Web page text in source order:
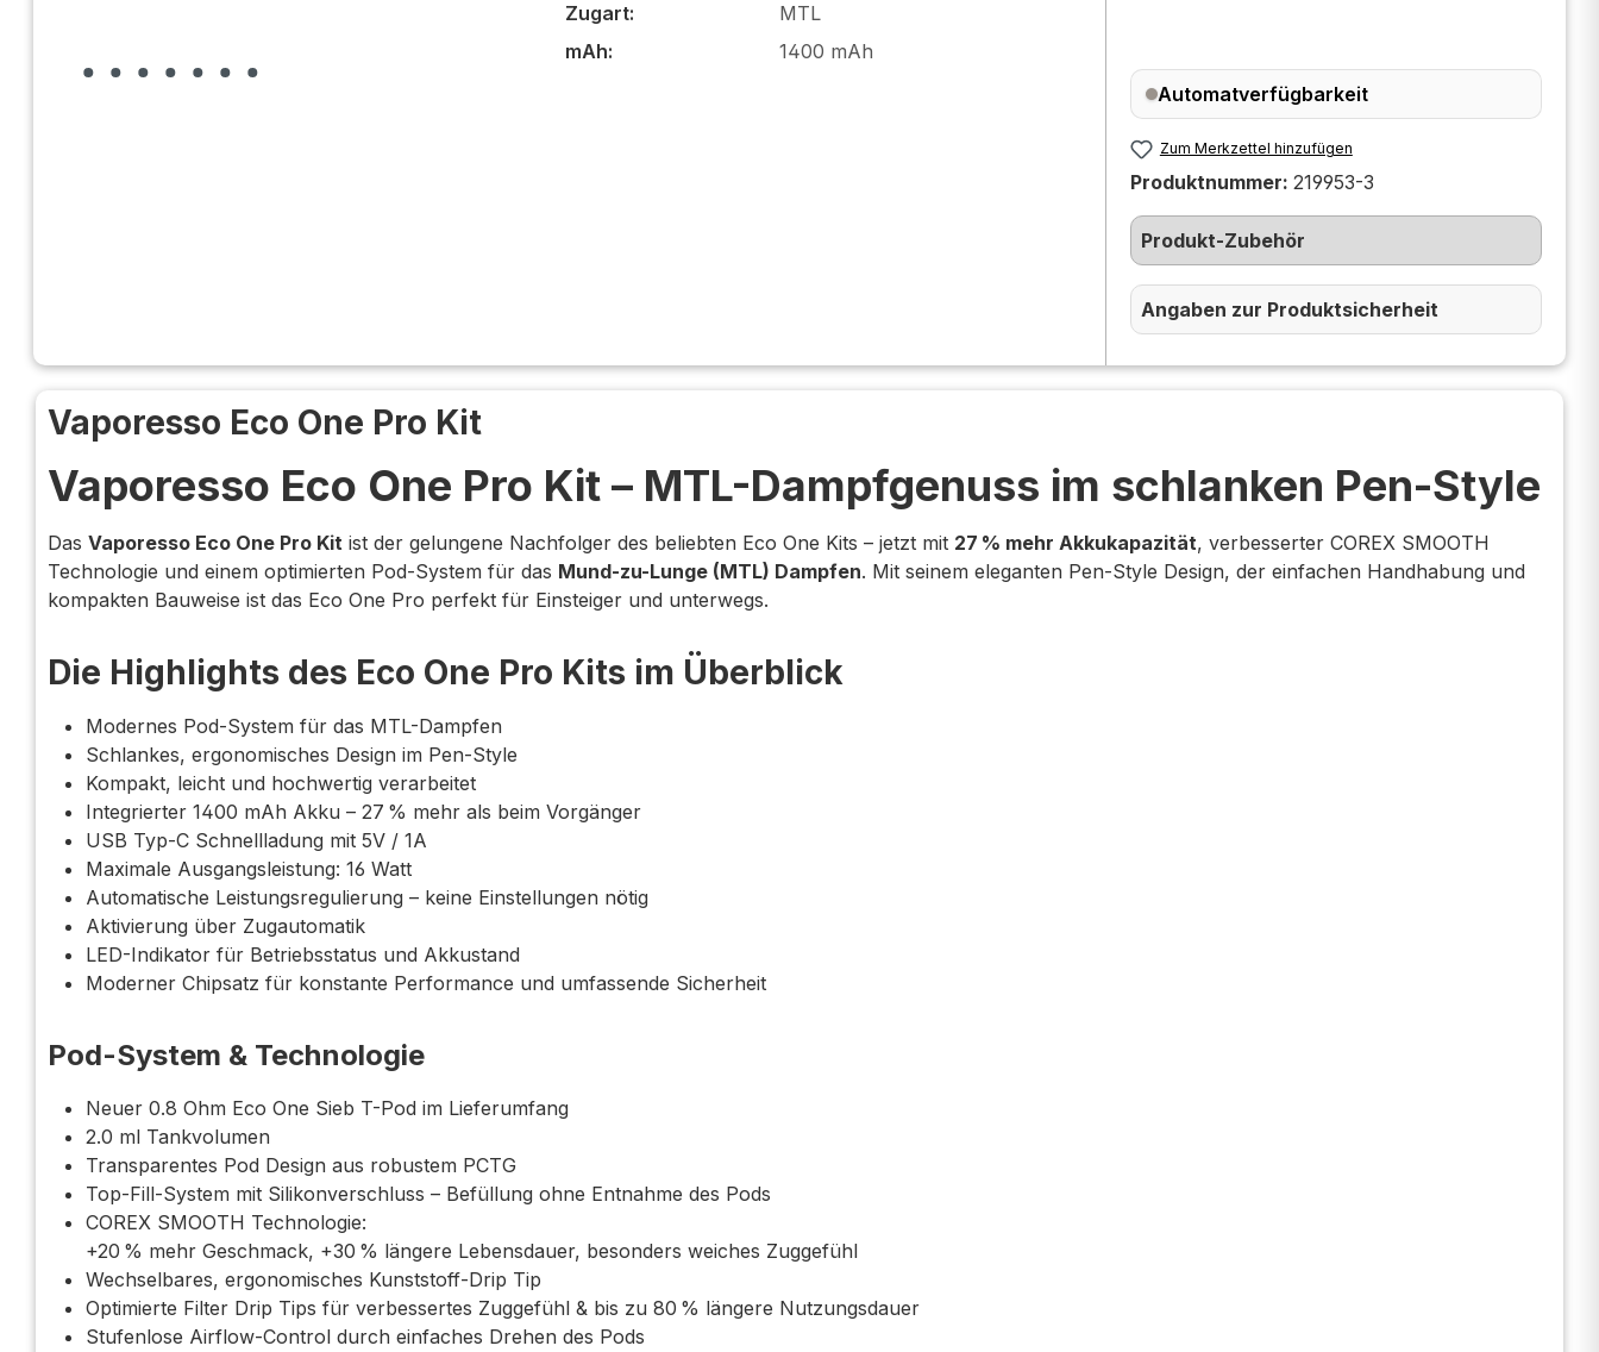
Zugart:
MTL
mAh:
1400 mAh
Automatverfügbarkeit
Zum Merkzettel hinzufügen
Produktnummer: 219953-3
Produkt-Zubehör
Angaben zur Produktsicherheit
Vaporesso Eco One Pro Kit
Vaporesso Eco One Pro Kit – MTL-Dampfgenuss im schlanken Pen-Style
Das Vaporesso Eco One Pro Kit ist der gelungene Nachfolger des beliebten Eco One Kits – jetzt mit 27 % mehr Akkukapazität, verbesserter COREX SMOOTH
Technologie und einem optimierten Pod-System für das Mund-zu-Lunge (MTL) Dampfen. Mit seinem eleganten Pen-Style Design, der einfachen Handhabung und
kompakten Bauweise ist das Eco One Pro perfekt für Einsteiger und unterwegs.
Die Highlights des Eco One Pro Kits im Überblick
Modernes Pod-System für das MTL-Dampfen
Schlankes, ergonomisches Design im Pen-Style
Kompakt, leicht und hochwertig verarbeitet
Integrierter 1400 mAh Akku – 27 % mehr als beim Vorgänger
USB Typ-C Schnellladung mit 5V / 1A
Maximale Ausgangsleistung: 16 Watt
Automatische Leistungsregulierung – keine Einstellungen nötig
Aktivierung über Zugautomatik
LED-Indikator für Betriebsstatus und Akkustand
Moderner Chipsatz für konstante Performance und umfassende Sicherheit
Pod-System & Technologie
Neuer 0.8 Ohm Eco One Sieb T-Pod im Lieferumfang
2.0 ml Tankvolumen
Transparentes Pod Design aus robustem PCTG
Top-Fill-System mit Silikonverschluss – Befüllung ohne Entnahme des Pods
COREX SMOOTH Technologie:
+20 % mehr Geschmack, +30 % längere Lebensdauer, besonders weiches Zuggefühl
Wechselbares, ergonomisches Kunststoff-Drip Tip
Optimierte Filter Drip Tips für verbessertes Zuggefühl & bis zu 80 % längere Nutzungsdauer
Stufenlose Airflow-Control durch einfaches Drehen des Pods